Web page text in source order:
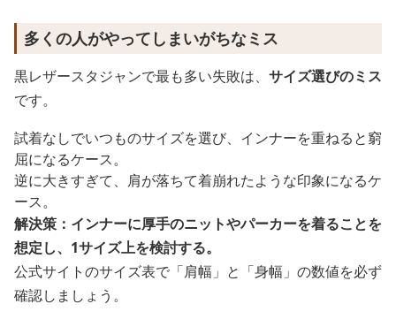
多くの人がやってしまいがちなミス
黒レザースタジャンで最も多い失敗は、 サイズ選びのミス
です。
試着なしでいつものサイズを選び、インナーを重ねると窮
屈になるケース。
逆に大きすぎて、肩が落ちて着崩れたような印象になるケ
ース。
解決策：インナーに厚手のニットやパーカーを着ることを
想定し、1サイズ上を検討する。
公式サイトのサイズ表で「肩幅」と「身幅」の数値を必ず
確認しましょう。